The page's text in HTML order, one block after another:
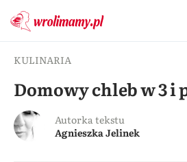
KULINARIA
Domowy chleb w 3 i
Autorka tekstu
Agnieszka Jelinek